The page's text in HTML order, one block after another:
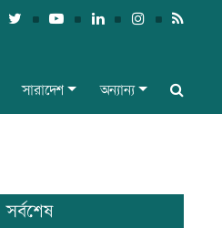
সারাদেশ অন্যান্য
সর্বশেষ